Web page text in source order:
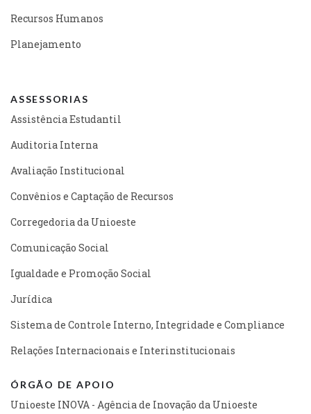
Recursos Humanos
Planejamento
ASSESSORIAS
Assistência Estudantil
Auditoria Interna
Avaliação Institucional
Convênios e Captação de Recursos
Corregedoria da Unioeste
Comunicação Social
Igualdade e Promoção Social
Jurídica
Sistema de Controle Interno, Integridade e Compliance
Relações Internacionais e Interinstitucionais
ÓRGÃO DE APOIO
Unioeste INOVA - Agência de Inovação da Unioeste